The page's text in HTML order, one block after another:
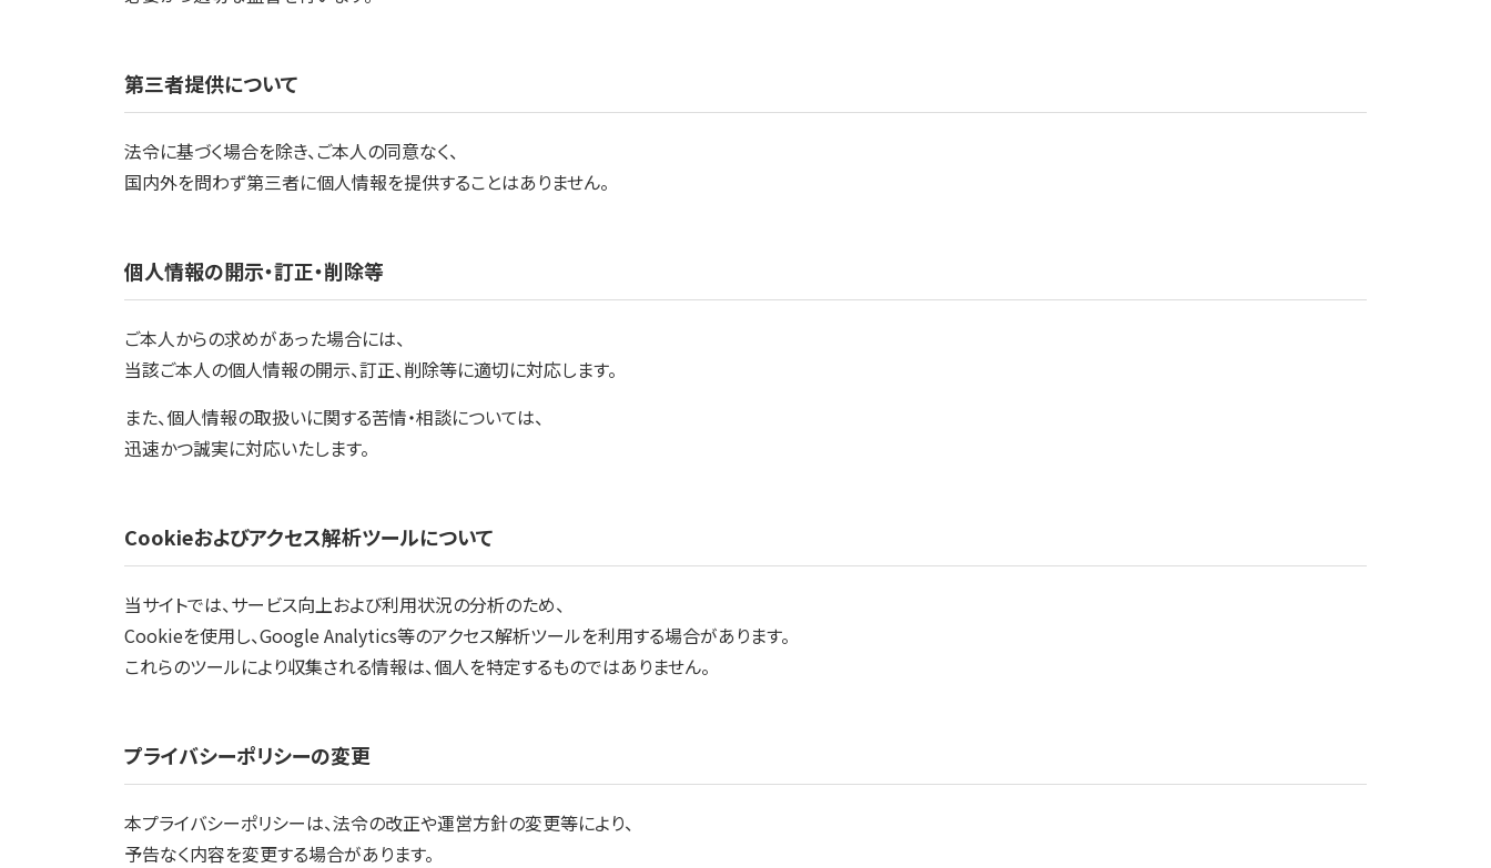
第三者提供について
法令に基づく場合を除き、ご本人の同意なく、
国内外を問わず第三者に個人情報を提供することはありません。
個人情報の開示・訂正・削除等
ご本人からの求めがあった場合には、
当該ご本人の個人情報の開示、訂正、削除等に適切に対応します。
また、個人情報の取扱いに関する苦情・相談については、
迅速かつ誠実に対応いたします。
Cookieおよびアクセス解析ツールについて
当サイトでは、サービス向上および利用状況の分析のため、
Cookieを使用し、Google Analytics等のアクセス解析ツールを利用する場合があります。
これらのツールにより収集される情報は、個人を特定するものではありません。
プライバシーポリシーの変更
本プライバシーポリシーは、法令の改正や運営方針の変更等により、
予告なく内容を変更する場合があります。